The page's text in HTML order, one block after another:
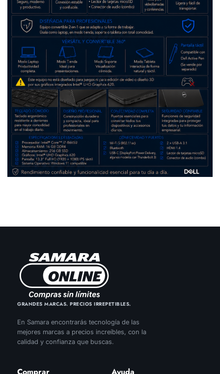
GRANDES MARCAS. PRECIOS IRREPETIBLES.
En Samara encontrarás tecnología de las
mejores marcas a precios increíbles, con la
calidad y confianza que buscas.